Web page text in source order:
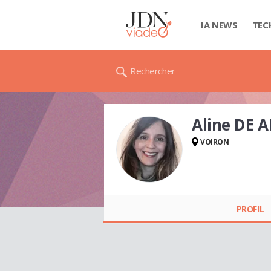
IA NEWS
Rechercher
Aline DE
VOIRON
PROFIL